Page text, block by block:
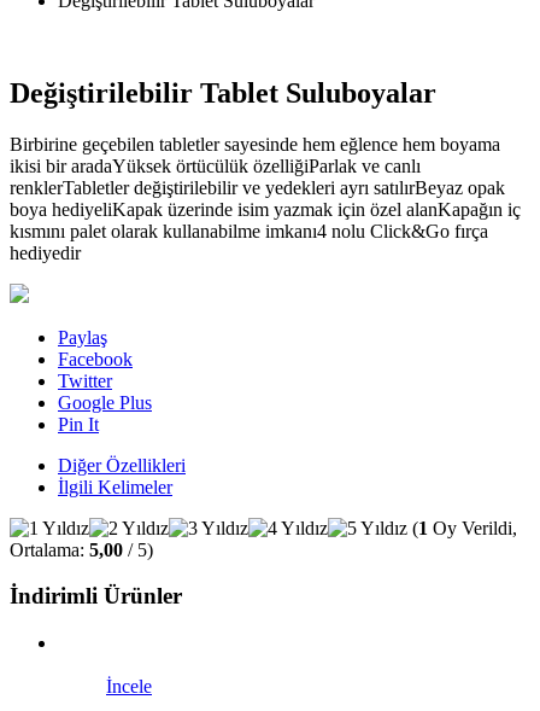
Değiştirilebilir Tablet Suluboyalar
Birbirine geçebilen tabletler sayesinde hem eğlence hem boyama
ikisi bir aradaYüksek örtücülük özelliğiParlak ve canlı
renklerTabletler değiştirilebilir ve yedekleri ayrı satılırBeyaz opak
boya hediyeliKapak üzerinde isim yazmak için özel alanKapağın iç
kısmını palet olarak kullanabilme imkanı4 nolu Click&Go fırça
hediyedir
Paylaş
Facebook
Twitter
Google Plus
Pin It
Diğer Özellikleri
İlgili Kelimeler
(1 Oy Verildi,
Ortalama: 5,00 / 5)
İndirimli Ürünler
İncele